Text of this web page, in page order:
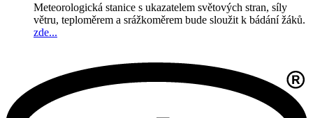
Meteorologická stanice s ukazatelem světových stran, síly
větru, teploměrem a srážkoměrem bude sloužit k bádání žáků.
zde...